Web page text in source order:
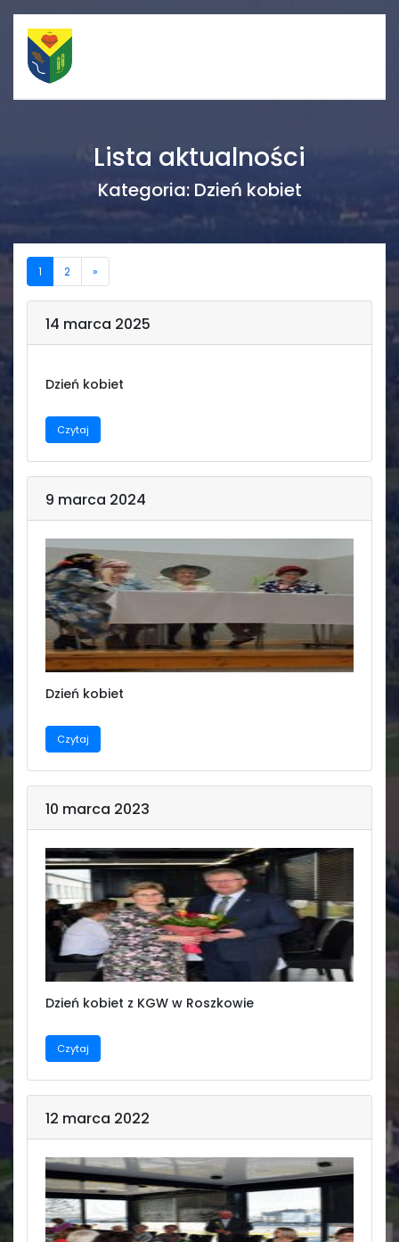
Ośrodek zdrowia
Koło gospodyń
wiejskich
Rada sołecka
Świetlica
Strona główna
Informacje
Lista aktualności
Kategoria: Dzień kobiet
1 2 »
14 marca 2025
Dzień kobiet
Czytaj
9 marca 2024
Dzień kobiet
Czytaj
10 marca 2023
Dzień kobiet z KGW w Roszkowie
Czytaj
12 marca 2022